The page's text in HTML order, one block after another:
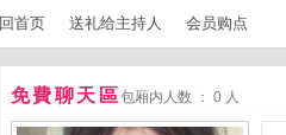
回首页 送礼给主持人 会员购点
免費聊天區包厢内人数 ： 0 人